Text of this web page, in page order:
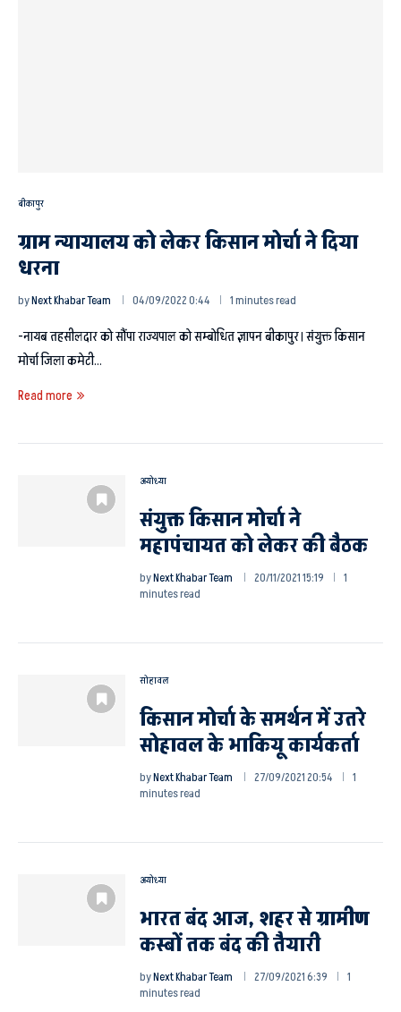
बीकापुर
ग्राम न्यायालय को लेकर किसान मोर्चा ने दिया
धरना
byNext Khabar Team 04/09/2022 0:44 1 minutes read
-नायब तहसीलदार को सौंपा राज्यपाल को सम्बोधित ज्ञापन बीकापुर। संयुक्त किसान
मोर्चा जिला कमेटी…
Read more
अयोध्या
संयुक्त किसान मोर्चा ने
महापंचायत को लेकर की बैठक
byNext Khabar Team 20/11/2021 15:19
1
minutes read
सोहावल
किसान मोर्चा के समर्थन में उतरे
सोहावल के भाकियू कार्यकर्ता
byNext Khabar Team 27/09/2021 20:54
1
minutes read
अयोध्या
भारत बंद आज, शहर से ग्रामीण
कस्बों तक बंद की तैयारी
byNext Khabar Team 27/09/2021 6:39
1
minutes read